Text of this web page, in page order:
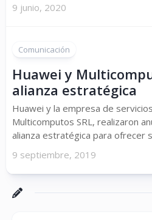
9 junio, 2020
Comunicación
Huawei y
alianza estratégica
Huawei y la empresa de
Multicomputos SRL, realizaron
alianza estratégica para ofrecer
9 septiembre, 2019